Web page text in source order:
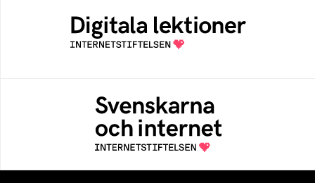
Öppen digital lärresurs med färdiga lektioner
för alla stadier i grundskolan
Svenskarna och internet
En årlig studie av svenska folkets
internetvanor